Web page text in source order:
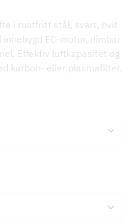
i rustfritt stål, svart, hvit
EC-motor, dimbar
Effektiv luftkapasitet og
karbon- eller plasmafilter.